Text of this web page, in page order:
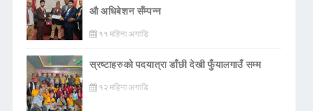
औ अधिबेशन सँम्पन्न
११ महिना अगाडि
स्रष्टाहरुको पदयात्रा डाँछी देखी फुँयालगाउँ सम्म
१२ महिना अगाडि